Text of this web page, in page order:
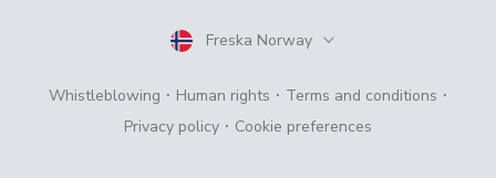
Country
Freska Norway
Whistleblowing · Human rights · Terms and conditions ·
Privacy policy · Cookie preferences